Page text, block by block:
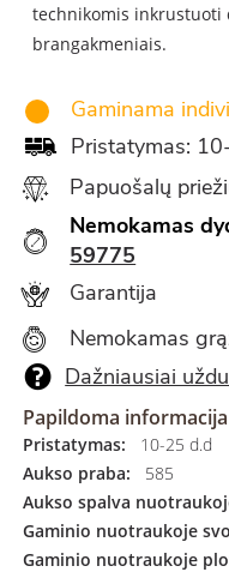
technikomis inkrustuoti
brangakmeniais.
Gaminama
Pristatymas:
Papuošalų
Nemokamas
59775
Garantija
Nemokamas
Dažniausiai
Papildoma informacija
Pristatymas:
10-25 d.d
Aukso praba:
585
Aukso spalva
Gaminio nuotraukoje
Gaminio nuotraukoje